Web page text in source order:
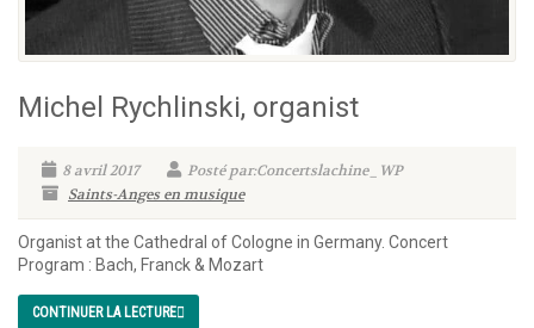
Michel Rychlinski, organist
8 avril 2017
Posté par:Concertslachine_WP
Saints-Anges en musique
Organist at the Cathedral of Cologne in Germany. Concert
Program : Bach, Franck & Mozart
CONTINUER LA LECTURE